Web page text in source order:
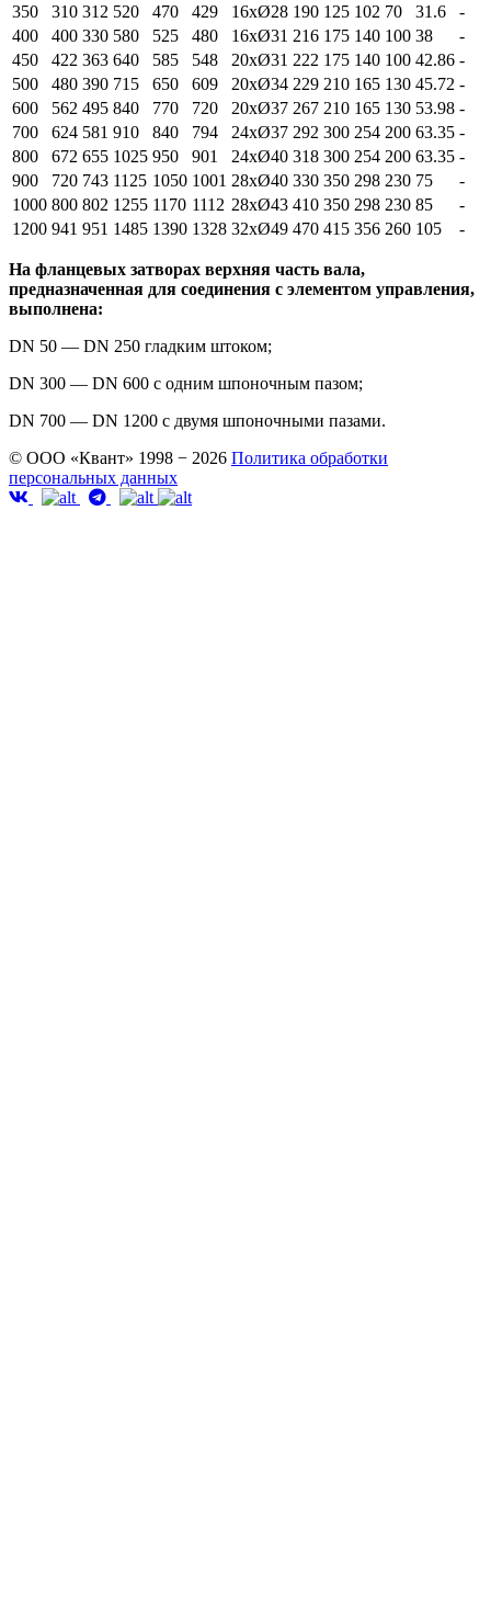
350
310 312 520 470 429 16xØ28 190 125 102 70 31.6
-
400
400 330 580 525 480 16xØ31 216 175 140 100 38
-
450
422 363 640 585 548 20xØ31 222 175 140 100 42.86 -
500
480 390 715 650 609 20xØ34 229 210 165 130 45.72 -
600
562 495 840 770 720 20xØ37 267 210 165 130 53.98 -
700
624 581 910 840 794 24xØ37 292 300 254 200 63.35 -
800
672 655 1025 950 901 24xØ40 318 300 254 200 63.35 -
900
720 743 1125 1050 1001 28xØ40 330 350 298 230 75
-
1000 800 802 1255 1170 1112 28xØ43 410 350 298 230 85
-
1200 941 951 1485 1390 1328 32xØ49 470 415 356 260 105 -
На фланцевых затворах верхняя часть вала,
предназначенная для соединения с элементом управления,
выполнена:
DN 50 — DN 250 гладким штоком;
DN 300 — DN 600 с одним шпоночным пазом;
DN 700 — DN 1200 с двумя шпоночными пазами.
© ООО «Квант» 1998 − 2026 Политика обработки
персональных данных